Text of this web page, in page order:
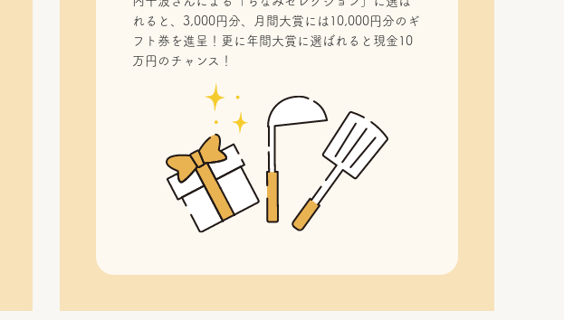
れると、3,000円分、月間大賞には10,000円分のギ
フト券を進呈！更に年間大賞に選ばれると現金10
万円のチャンス！